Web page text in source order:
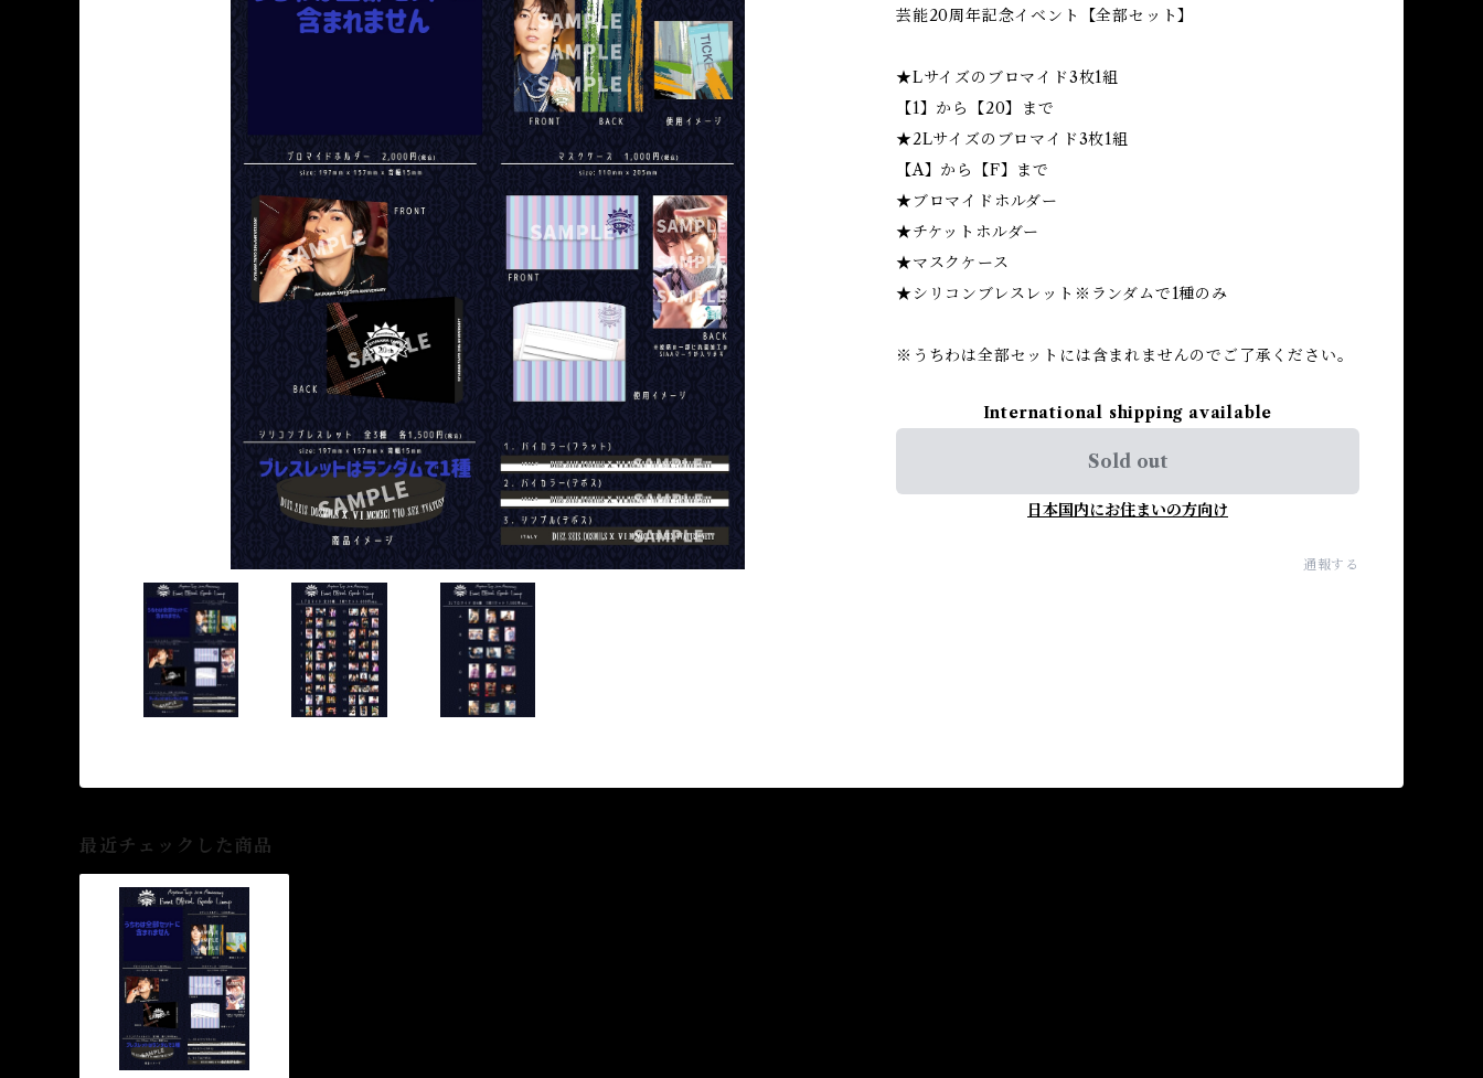
芸能20周年記念イベント【全部セット】
★Lサイズのブロマイド3枚1組
【1】から【20】まで
★2Lサイズのブロマイド3枚1組
【A】から【F】まで
★ブロマイドホルダー
★チケットホルダー
★マスクケース
★シリコンブレスレット※ランダムで1種のみ
※うちわは全部セットには含まれませんのでご了承ください。
International shipping available
Sold out
日本国内にお住まいの方向け
通報する
最近チェックした商品